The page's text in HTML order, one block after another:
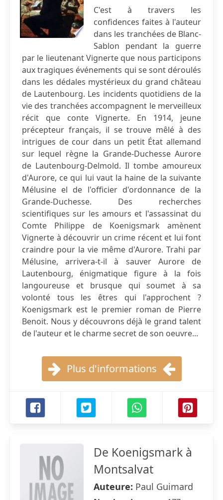
C'est à travers les
confidences faites à l'auteur
dans les tranchées de Blanc-
Sablon pendant la guerre
par le lieutenant Vignerte que nous participons
aux tragiques événements qui se sont déroulés
dans les dédales mystérieux du grand château
de Lautenbourg. Les incidents quotidiens de la
vie des tranchées accompagnent le merveilleux
récit que conte Vignerte. En 1914, jeune
précepteur français, il se trouve mêlé à des
intrigues de cour dans un petit État allemand
sur lequel règne la Grande-Duchesse Aurore
de Lautenbourg-Delmold. Il tombe amoureux
d'Aurore, ce qui lui vaut la haine de la suivante
Mélusine el de l'officier d'ordonnance de la
Grande-Duchesse. Des recherches
scientifiques sur les amours et l'assassinat du
Comte Philippe de Koenigsmark amènent
Vignerte à découvrir un crime récent et lui font
craindre pour la vie même d'Aurore. Trahi par
Mélusine, arrivera-t-il à sauver Aurore de
Lautenbourg, énigmatique figure à la fois
langoureuse et brusque qui soumet à sa
volonté tous les êtres qui l'approchent ?
Koenigsmark est le premier roman de Pierre
Benoit. Nous y découvrons déjà le grand talent
de l'auteur et le charme secret de son oeuvre...
Plus d'informations
De Koenigsmark à
Montsalvat
Auteure: Paul Guimard